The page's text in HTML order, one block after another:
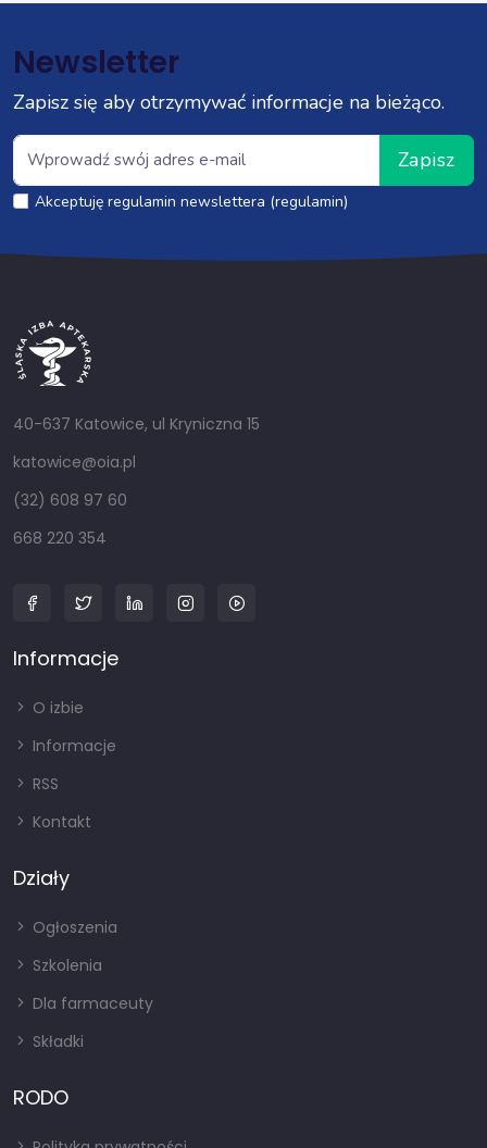
Newsletter
Zapisz się aby otrzymywać informacje na bieżąco.
Zapisz
Akceptuję regulamin newslettera (regulamin)
40-637 Katowice, ul Kryniczna 15
katowice@oia.pl
(32) 608 97 60
668 220 354
Informacje
O izbie
Informacje
RSS
Kontakt
Działy
Ogłoszenia
Szkolenia
Dla farmaceuty
Składki
RODO